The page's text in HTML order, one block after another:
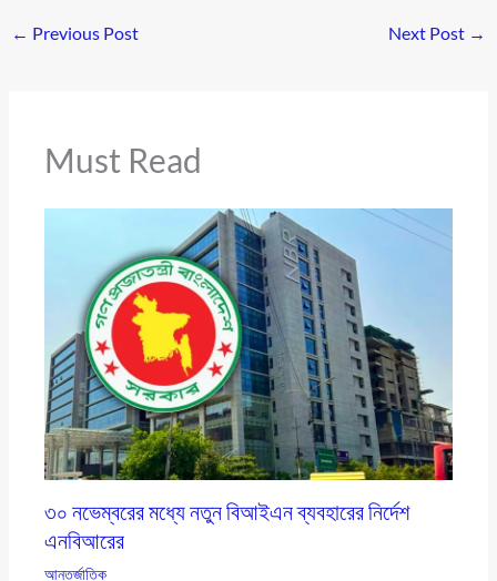
← Previous Post Next Post →
Must Read
৩০ নভেম্বরের মধ্যে নতুন বিআইএন ব্যবহারের নির্দেশ
এনবিআরের
আন্তর্জাতিক